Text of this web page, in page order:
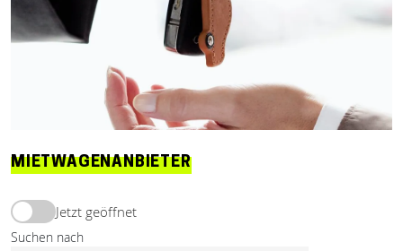
MIETWAGENANBIETER
Jetzt geöffnet
Suchen nach